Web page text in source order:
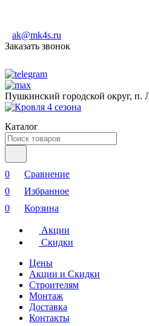
ak@mk4s.ru
Заказать звонок
Пушкинский городской округ, п.
Каталог
0
Сравнение
0
Избранное
0
Корзина
Акции
Скидки
Цены
Акции и Скидки
Строителям
Монтаж
Доставка
Контакты